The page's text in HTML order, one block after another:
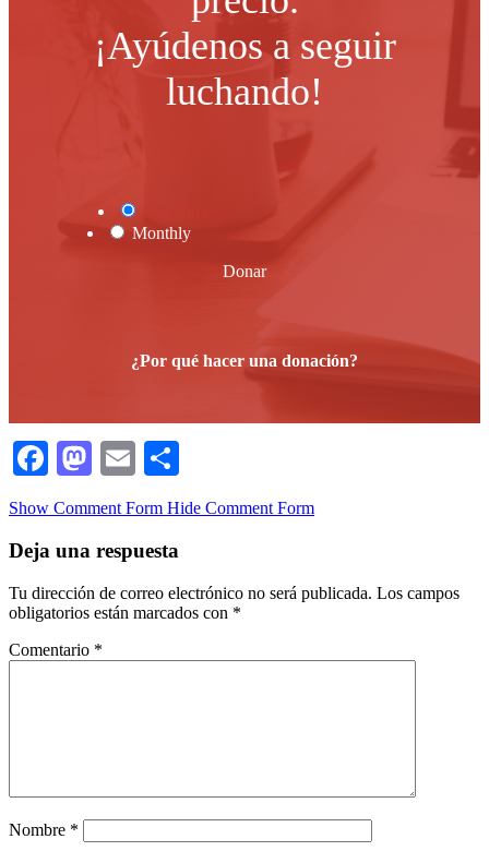
¡Ayúdenos a seguir
luchando!
Monthly
Donar
¿Por qué hacer una donación?
Facebook
Mastodon
Email
Show Comment Form Hide Comment Form
Deja una respuesta
Tu dirección de correo electrónico no será publicada. Los campos
obligatorios están marcados con *
Comentario *
Nombre *